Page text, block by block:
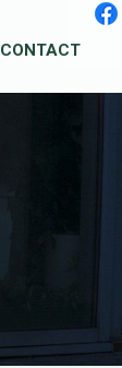
CONTACT